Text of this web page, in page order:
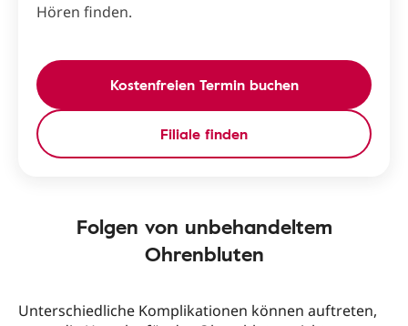
Hören finden.
Kostenfreien Termin buchen
Filiale finden
Folgen von unbehandeltem
Ohrenbluten
Unterschiedliche Komplikationen können auftreten,